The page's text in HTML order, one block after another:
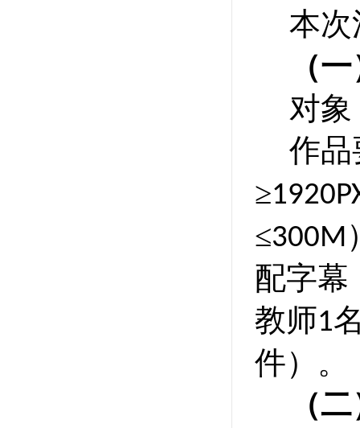
本次
（
对
作品
≥
≤300M
配字幕
教师1
件）。
（